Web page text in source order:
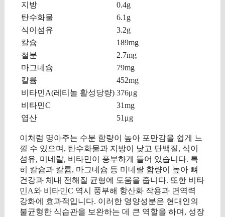
지방
0.4g
탄수화물
6.1g
식이섬유
3.2g
칼슘
189mg
철분
2.7mg
마그네슘
79mg
칼륨
452mg
비타민A(레티놀 활성당량) 376μg
비타민C
31mg
엽산
51μg
이처럼 명아주는 수분 함량이 높아 포만감을 쉽게 느
낄 수 있으며, 탄수화물과 지방이 낮고 단백질, 식이
섬유, 미네랄, 비타민이 풍부하게 들어 있습니다. 특
히 칼슘과 칼륨, 마그네슘 등 미네랄 함량이 높아 뼈
건강과 체내 전해질 균형에 도움을 줍니다. 또한 비타
민A와 비타민C 역시 풍부해 항산화 작용과 면역력
강화에 효과적입니다. 이러한 영양성분은 현대인의
불균형한 식습관을 보완하는 데 큰 역할을 하며, 성장